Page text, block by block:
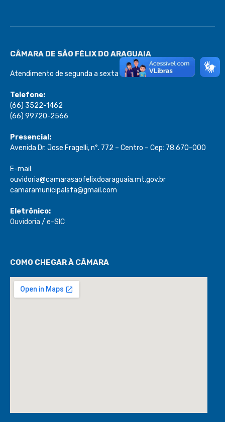
CÂMARA DE SÃO FÉLIX DO ARAGUAIA
Atendimento de segunda a sexta de 08:00 às 13:00
Telefone:
(66) 3522-1462
(66) 99720-2566
Presencial:
Avenida Dr. Jose Fragelli, n°. 772 – Centro – Cep: 78.670-000
E-mail:
ouvidoria@camarasaofelixdoaraguaia.mt.gov.br
camaramunicipalsfa@gmail.com
Eletrônico:
Ouvidoria / e-SIC
COMO CHEGAR À CÂMARA